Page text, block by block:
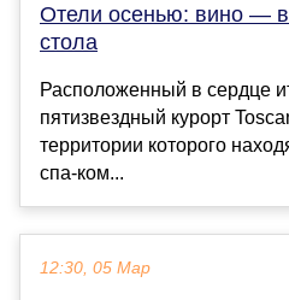
Отели осенью: вино —
стола
Расположенный в сердце
пятизвездный курорт
территории которого
спа-ком...
12:30, 05 Мар